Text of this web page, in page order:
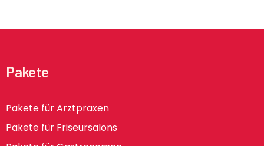
Pakete
Pakete für Arztpraxen
Pakete für Friseursalons